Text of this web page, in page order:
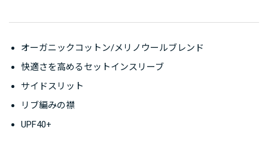
オーガニックコットン/メリノウールブレンド
快適さを高めるセットインスリーブ
サイドスリット
リブ編みの襟
UPF40+